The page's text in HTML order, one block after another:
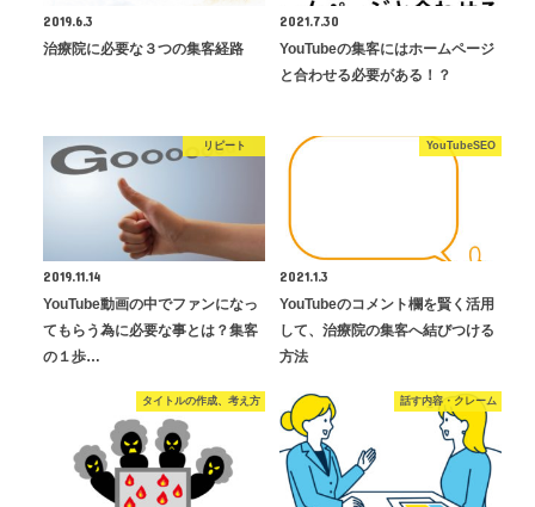
2019.6.3
治療院に必要な３つの集客経路
2021.7.30
YouTubeの集客にはホームページ
と合わせる必要がある！？
リピート
2019.11.14
YouTube動画の中でファンになっ
てもらう為に必要な事とは？集客
の１歩…
YouTubeSEO
2021.1.3
YouTubeのコメント欄を賢く活用
して、治療院の集客へ結びつける
方法
タイトルの作成、考え方 話す内容・クレーム